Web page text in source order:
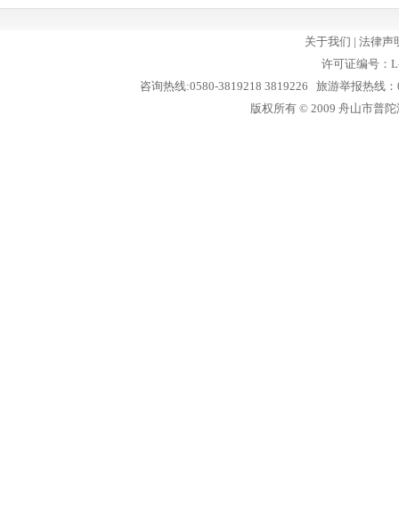
关于我们 | 法律声
许可证编号：
咨询热线:0580-3819218 3819226 旅游举报热线
版权所有 © 2009 舟山市普